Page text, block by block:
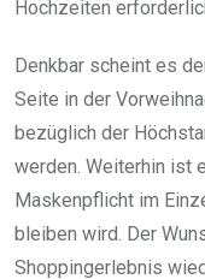
Hochzeiten
Denkbar scheint es
Seite in der
bezüglich der
werden. Weiterhin ist
Maskenpflicht im
bleiben wird. Der
Shoppingerlebnis